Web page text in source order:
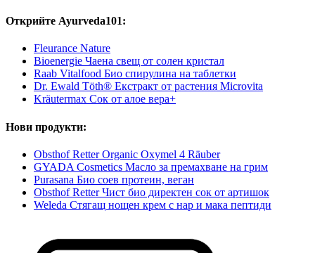
Открийте Ayurveda101:
Fleurance Nature
Bioenergie Чаена свещ от солен кристал
Raab Vitalfood Био спирулина на таблетки
Dr. Ewald Töth® Екстракт от растения Microvita
Kräutermax Сок от алое вера+
Нови продукти:
Obsthof Retter Organic Oxymel 4 Räuber
GYADA Cosmetics Масло за премахване на грим
Purasana Био соев протеин, веган
Obsthof Retter Чист био директен сок от артишок
Weleda Стягащ нощен крем с нар и мака пептиди